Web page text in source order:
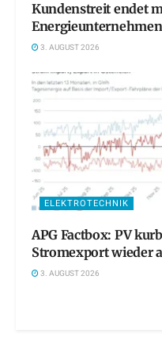
Kundenstreit endet
3. AUGUST 2026
ELEKTROTECHNIK
APG Factbox: PV
Stromexport wieder
3. AUGUST 2026